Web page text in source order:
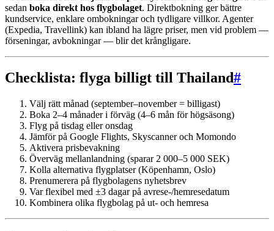
sedan boka direkt hos flygbolaget. Direktbokning ger bättre
kundservice, enklare ombokningar och tydligare villkor. Agenter
(Expedia, Travellink) kan ibland ha lägre priser, men vid problem —
förseningar, avbokningar — blir det krångligare.
Checklista: flyga billigt till Thailand#
Välj rätt månad (september–november = billigast)
Boka 2–4 månader i förväg (4–6 mån för högsäsong)
Flyg på tisdag eller onsdag
Jämför på Google Flights, Skyscanner och Momondo
Aktivera prisbevakning
Överväg mellanlandning (sparar 2 000–5 000 SEK)
Kolla alternativa flygplatser (Köpenhamn, Oslo)
Prenumerera på flygbolagens nyhetsbrev
Var flexibel med ±3 dagar på avrese-/hemresedatum
Kombinera olika flygbolag på ut- och hemresa